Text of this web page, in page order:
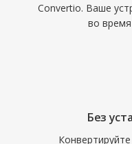
Convertio. Ваше
во
Без